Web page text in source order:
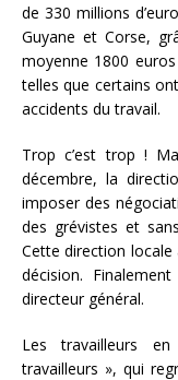
de 330 millions
Guyane et Corse,
moyenne 1800
telles que certains
accidents du travail.
Trop c’est trop !
décembre, la
imposer des
des grévistes et
Cette direction locale
décision.
directeur général.
Les travailleurs
travailleurs », qui